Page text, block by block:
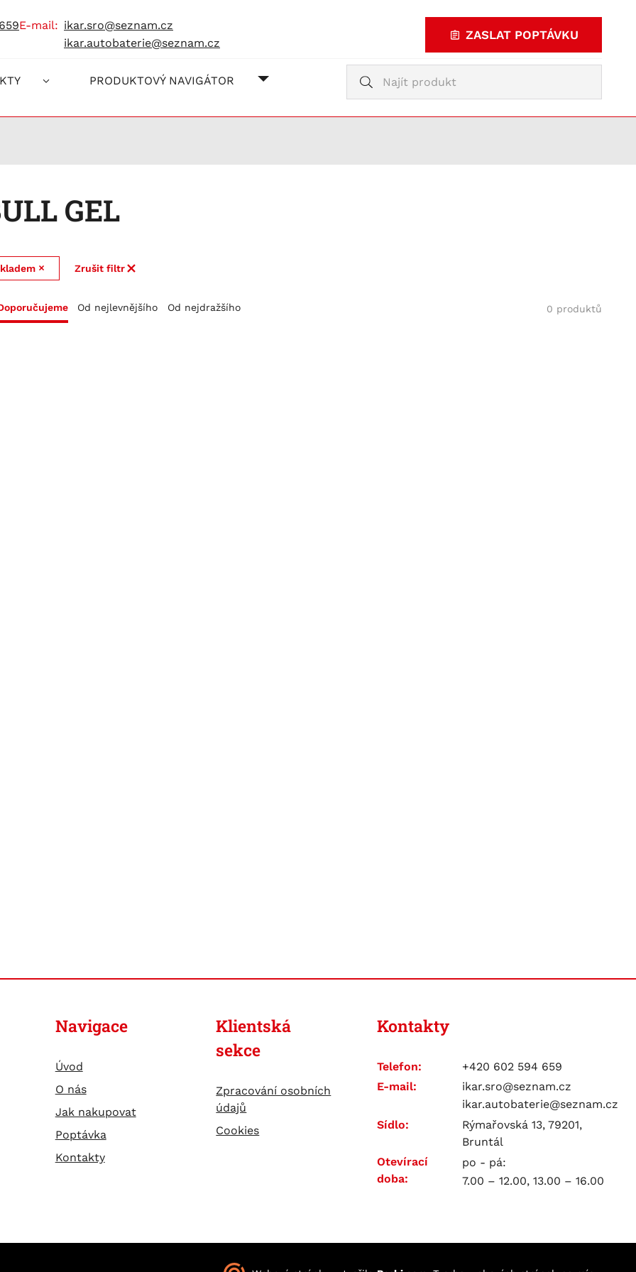
e-mail: ikar.sro@seznam.cz
ikar.autobaterie@seznam.cz
ZASLAT POPTÁVKU
PRODUKTOVÝ NAVIGÁTOR JAK NAKUPOVATVyhledávání
GEL
Zrušit filtr
Od nejlevnějšího Od nejdražšího 0 produktů
Navigace
Úvod
O nás
Jak nakupovat
Poptávka
Kontakty
Klientská
sekce
Zpracování osobních
údajů
Cookies
Kontakty
Telefon:
+420 602 594 659
E-mail:
ikar.sro@seznam.cz
ikar.autobaterie@seznam.cz
Sídlo:
Rýmařovská 13, 79201,
Bruntál
Otevírací
doba:
po - pá:
7.00 – 12.00, 13.00 – 16.00